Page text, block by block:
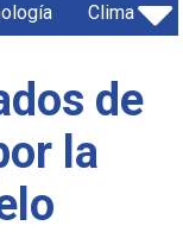
Clima
de
la